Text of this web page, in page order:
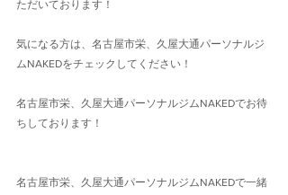
ただいております！
気になる方は、名古屋市栄、久屋大通パーソナルジ
ムNAKEDをチェックしてください！
名古屋市栄、久屋大通パーソナルジムNAKEDでお待
ちしております！
名古屋市栄、久屋大通パーソナルジムNAKEDで一緒